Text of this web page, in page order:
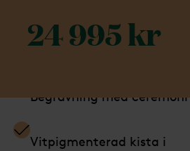
24 995 kr
i detta paket
Begravning med ceremoni
Vitpigmenterad kista i